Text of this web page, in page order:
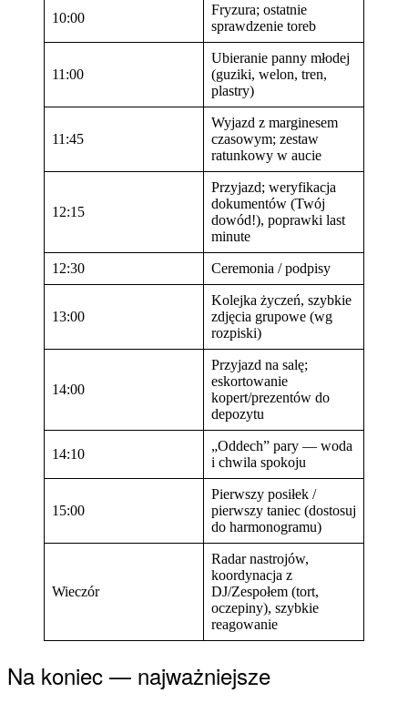
10:00
Fryzura; ostatnie
sprawdzenie toreb
11:00
Ubieranie panny młodej
(guziki, welon, tren,
plastry)
11:45
Wyjazd z marginesem
czasowym; zestaw
ratunkowy w aucie
12:15
Przyjazd; weryfikacja
dokumentów (Twój
dowód!), poprawki last
minute
12:30 Ceremonia / podpisy
13:00
Kolejka życzeń, szybkie
zdjęcia grupowe (wg
rozpiski)
14:00
Przyjazd na salę;
eskortowanie
kopert/prezentów do
depozytu
14:10
„Oddech” pary — woda
i chwila spokoju
15:00
Pierwszy posiłek /
pierwszy taniec (dostosuj
do harmonogramu)
Wieczór
Radar nastrojów,
koordynacja z
DJ/Zespołem (tort,
oczepiny), szybkie
reagowanie
Na koniec — najważniejsze